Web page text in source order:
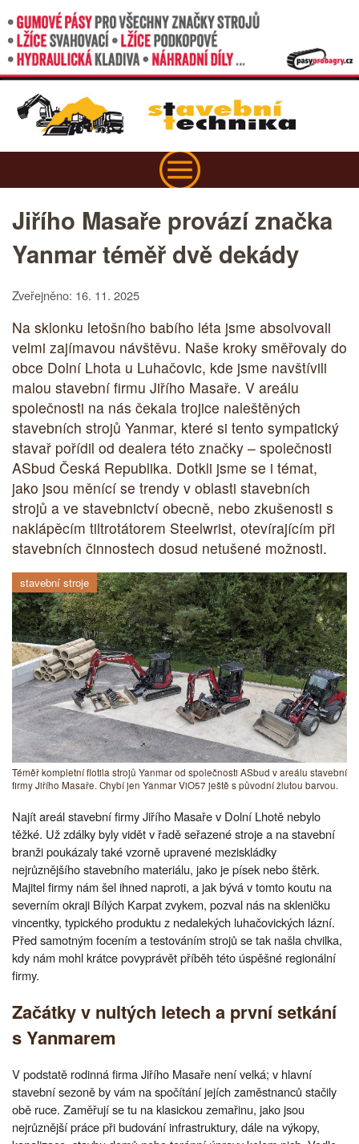
Jiřího Masaře provází značka
Yanmar téměř dvě dekády
Zveřejněno: 16. 11. 2025
Na sklonku letošního babího léta jsme absolvovali
velmi zajímavou návštěvu. Naše kroky směřovaly do
obce Dolní Lhota u Luhačovic, kde jsme navštívili
malou stavební firmu Jiřího Masaře. V areálu
společnosti na nás čekala trojice naleštěných
stavebních strojů Yanmar, které si tento sympatický
stavař pořídil od dealera této značky – společnosti
ASbud Česká Republika. Dotkli jsme se i témat,
jako jsou měnící se trendy v oblasti stavebních
strojů a ve stavebnictví obecně, nebo zkušenosti s
naklápěcím tiltrotátorem Steelwrist, otevírajícím při
stavebních činnostech dosud netušené možnosti.
stavební stroje
Téměř kompletní flotila strojů Yanmar od společnosti ASbud v areálu stavební
firmy Jiřího Masaře. Chybí jen Yanmar ViO57 ještě s původní žlutou barvou.
Najít areál stavební firmy Jiřího Masaře v Dolní Lhotě nebylo
těžké. Už zdálky byly vidět v řadě seřazené stroje a na stavební
branži poukázaly také vzorně upravené meziskládky
nejrůznějšího stavebního materiálu, jako je písek nebo štěrk.
Majitel firmy nám šel ihned naproti, a jak bývá v tomto koutu na
severním okraji Bílých Karpat zvykem, pozval nás na skleničku
vincentky, typického produktu z nedalekých luhačovických lázní.
Před samotným focením a testováním strojů se tak našla chvilka,
kdy nám mohl krátce povyprávět příběh této úspěšné regionální
firmy.
Začátky v nultých letech a první setkání
s Yanmarem
V podstatě rodinná firma Jiřího Masaře není velká; v hlavní
stavební sezoně by vám na spočítání jejích zaměstnanců stačily
obě ruce. Zaměřují se tu na klasickou zemařinu, jako jsou
nejrůznější práce při budování infrastruktury, dále na výkopy,